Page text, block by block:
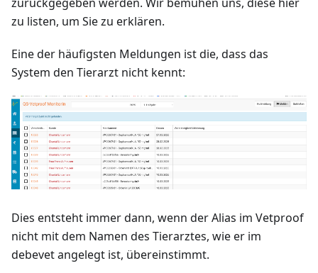
zu listen, um Sie zu erklären.
Eine der häufigsten Meldungen ist die, dass das
System den Tierarzt nicht kennt:
Dies entsteht immer dann, wenn der Alias im Vetproof
nicht mit dem Namen des Tierarztes, wie er im
debevet angelegt ist, übereinstimmt.